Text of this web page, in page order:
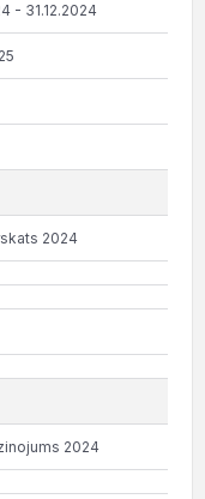
- 31.12.2024
2024
2024